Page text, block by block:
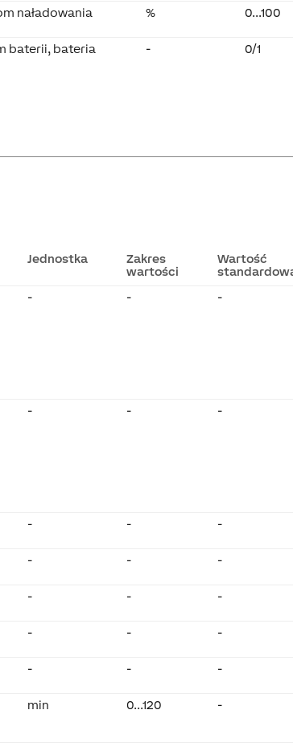
naładowania
% 0...100
baterii, bateria
- 0/1
Jednostka
Zakres
wartości
Wartość
- - -
- - -
- - -
- - -
- - -
- - -
- - -
min 0...120 -